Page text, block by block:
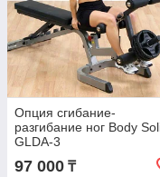
Опция сгибание-
разгибание ног Body
GLDA-3
97 000 ₸